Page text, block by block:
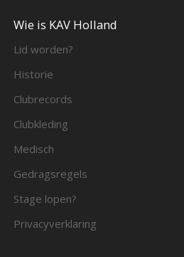
Wie is KAV Holland
Lid worden?
Historie
Clubrecords
Clubkleding
Medisch
Gedragsregels
Stage lopen?
Privacyverklaring